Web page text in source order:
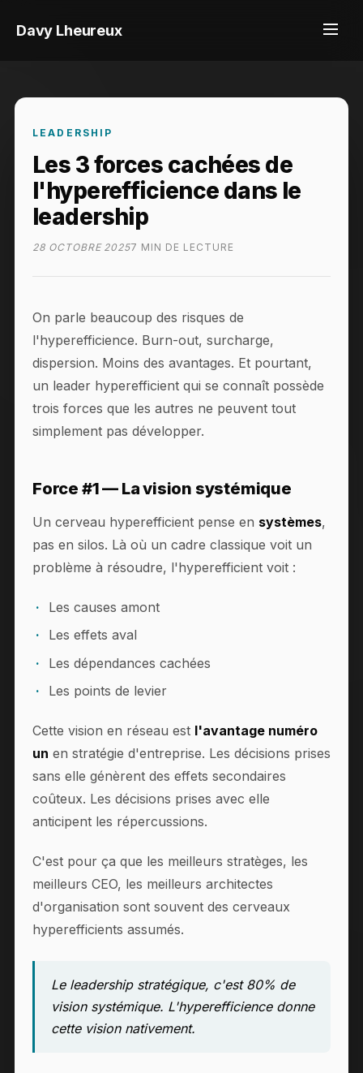
Davy Lheureux
LEADERSHIP
Les 3 forces cachées de
l'hyperefficience dans le
leadership
28 OCTOBRE 20257 MIN DE LECTURE
On parle beaucoup des risques de
l'hyperefficience. Burn-out, surcharge,
dispersion. Moins des avantages. Et pourtant,
un leader hyperefficient qui se connaît possède
trois forces que les autres ne peuvent tout
simplement pas développer.
Force #1 — La vision systémique
Un cerveau hyperefficient pense en systèmes,
pas en silos. Là où un cadre classique voit un
problème à résoudre, l'hyperefficient voit :
Les causes amont
Les effets aval
Les dépendances cachées
Les points de levier
Cette vision en réseau est l'avantage numéro
un en stratégie d'entreprise. Les décisions prises
sans elle génèrent des effets secondaires
coûteux. Les décisions prises avec elle
anticipent les répercussions.
C'est pour ça que les meilleurs stratèges, les
meilleurs CEO, les meilleurs architectes
d'organisation sont souvent des cerveaux
hyperefficients assumés.
Le leadership stratégique, c'est 80% de
vision systémique. L'hyperefficience donne
cette vision nativement.